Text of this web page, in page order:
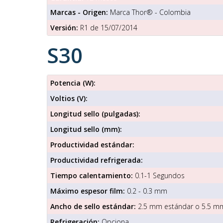
Marcas - Origen: Marca Thor® - Colombia
Versión: R1 de 15/07/2014
S30
Potencia (W):
Voltios (V):
Longitud sello (pulgadas):
Longitud sello (mm):
Productividad estándar:
Productividad refrigerada:
Tiempo calentamiento: 0.1-1 Segundos
Máximo espesor film: 0.2 - 0.3 mm
Ancho de sello estándar: 2.5 mm estándar o 5.5